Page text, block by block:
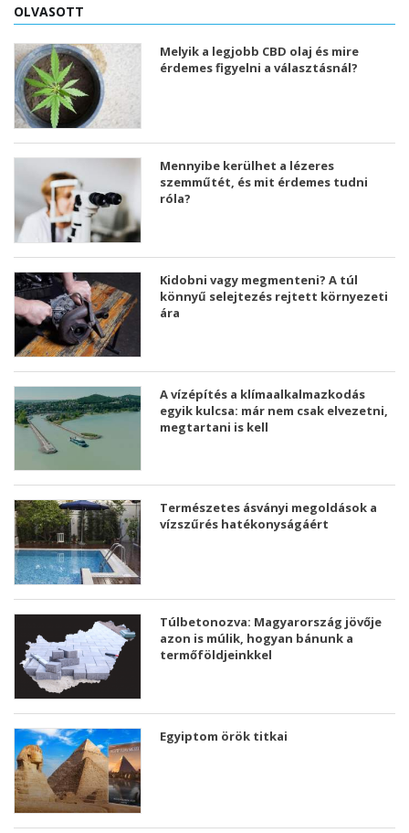
OLVASOTT
Melyik a legjobb CBD olaj és mire
érdemes figyelni a választásnál?
Mennyibe kerülhet a lézeres
szemműtét, és mit érdemes tudni
róla?
Kidobni vagy megmenteni? A túl
könnyű selejtezés rejtett környezeti
ára
A vízépítés a klímaalkalmazkodás
egyik kulcsa: már nem csak elvezetni,
megtartani is kell
Természetes ásványi megoldások a
vízszűrés hatékonyságáért
Túlbetonozva: Magyarország jövője
azon is múlik, hogyan bánunk a
termőföldjeinkkel
Egyiptom örök titkai